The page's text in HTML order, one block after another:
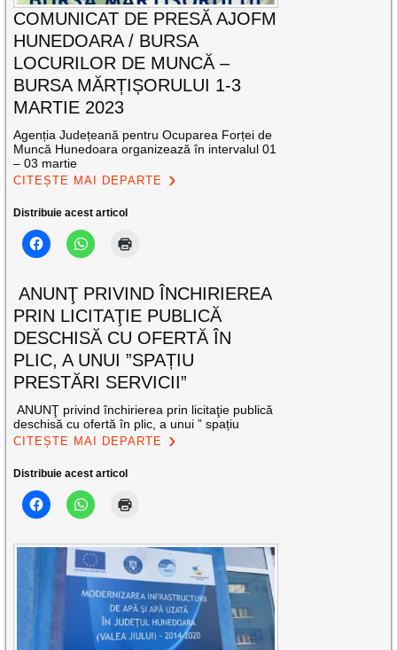
COMUNICAT DE PRESĂ AJOFM
HUNEDOARA / BURSA
LOCURILOR DE MUNCĂ –
BURSA MĂRȚIȘORULUI 1-3
MARTIE 2023
Agenția Județeană pentru Ocuparea Forței de
Muncă Hunedoara organizează în intervalul 01
– 03 martie
CITEȘTE MAI DEPARTE
Distribuie acest articol
ANUNŢ PRIVIND ÎNCHIRIEREA
PRIN LICITAŢIE PUBLICĂ
DESCHISĂ CU OFERTĂ ÎN
PLIC, A UNUI ”SPAȚIU
PRESTĂRI SERVICII”
ANUNŢ privind închirierea prin licitaţie publică
deschisă cu ofertă în plic, a unui ” spațiu
CITEȘTE MAI DEPARTE
Distribuie acest articol